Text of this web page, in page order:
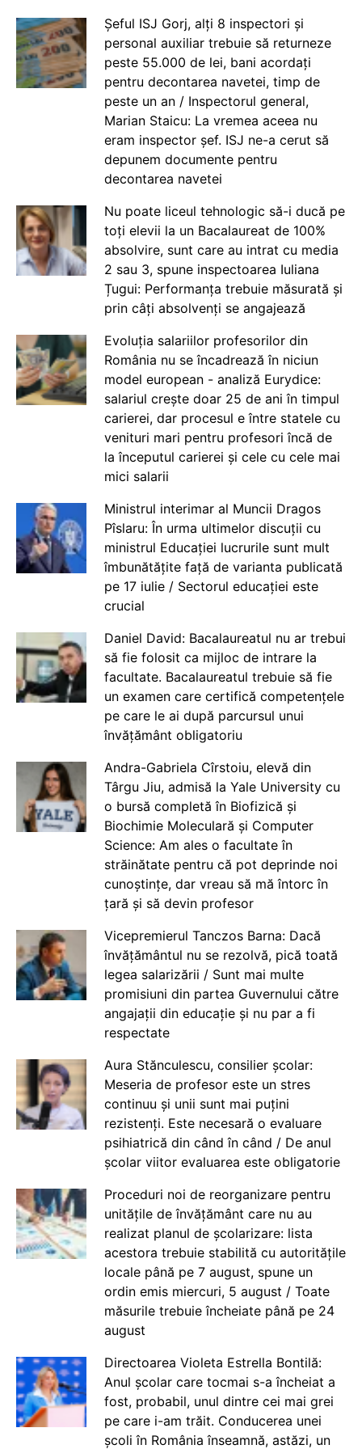
Șeful ISJ Gorj, alți 8 inspectori și
personal auxiliar trebuie să returneze
peste 55.000 de lei, bani acordați
pentru decontarea navetei, timp de
peste un an / Inspectorul general,
Marian Staicu: La vremea aceea nu
eram inspector șef. ISJ ne-a cerut să
depunem documente pentru
decontarea navetei
Nu poate liceul tehnologic să-i ducă pe
toți elevii la un Bacalaureat de 100%
absolvire, sunt care au intrat cu media
2 sau 3, spune inspectoarea Iuliana
Țugui: Performanța trebuie măsurată și
prin câți absolvenți se angajează
Evoluția salariilor profesorilor din
România nu se încadrează în niciun
model european - analiză Eurydice:
salariul crește doar 25 de ani în timpul
carierei, dar procesul e între statele cu
venituri mari pentru profesori încă de
la începutul carierei și cele cu cele mai
mici salarii
Ministrul interimar al Muncii Dragos
Pîslaru: În urma ultimelor discuții cu
ministrul Educației lucrurile sunt mult
îmbunătățite față de varianta publicată
pe 17 iulie / Sectorul educației este
crucial
Daniel David: Bacalaureatul nu ar trebui
să fie folosit ca mijloc de intrare la
facultate. Bacalaureatul trebuie să fie
un examen care certifică competențele
pe care le ai după parcursul unui
învățământ obligatoriu
Andra-Gabriela Cîrstoiu, elevă din
Târgu Jiu, admisă la Yale University cu
o bursă completă în Biofizică și
Biochimie Moleculară și Computer
Science: Am ales o facultate în
străinătate pentru că pot deprinde noi
cunoștințe, dar vreau să mă întorc în
țară și să devin profesor
Vicepremierul Tanczos Barna: Dacă
învățământul nu se rezolvă, pică toată
legea salarizării / Sunt mai multe
promisiuni din partea Guvernului către
angajații din educație și nu par a fi
respectate
Aura Stănculescu, consilier școlar:
Meseria de profesor este un stres
continuu și unii sunt mai puțini
rezistenți. Este necesară o evaluare
psihiatrică din când în când / De anul
școlar viitor evaluarea este obligatorie
Proceduri noi de reorganizare pentru
unitățile de învățământ care nu au
realizat planul de școlarizare: lista
acestora trebuie stabilită cu autoritățile
locale până pe 7 august, spune un
ordin emis miercuri, 5 august / Toate
măsurile trebuie încheiate până pe 24
august
Directoarea Violeta Estrella Bontilă:
Anul școlar care tocmai s-a încheiat a
fost, probabil, unul dintre cei mai grei
pe care i-am trăit. Conducerea unei
școli în România înseamnă, astăzi, un